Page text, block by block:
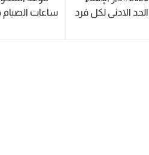
الادنى لكل فرد
ساعات